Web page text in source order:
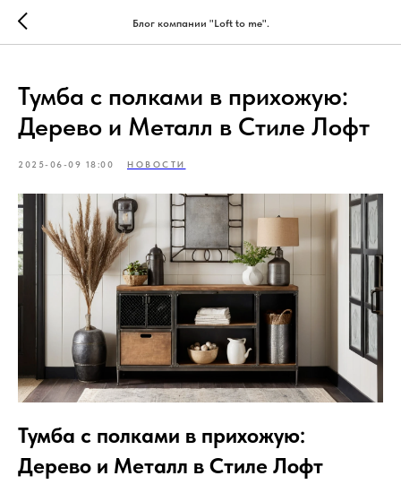
Блог компании "Loft to me".
Тумба с полками в прихожую:
Дерево и Металл в Стиле Лофт
2025-06-09 18:00 НОВОСТИ
Тумба с полками в прихожую:
Дерево и Металл в Стиле Лофт